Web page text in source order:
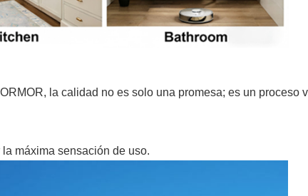
la calidad no es solo una promesa; es un proceso
máxima sensación de uso.